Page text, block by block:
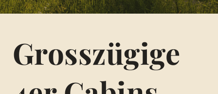
Grosszügige